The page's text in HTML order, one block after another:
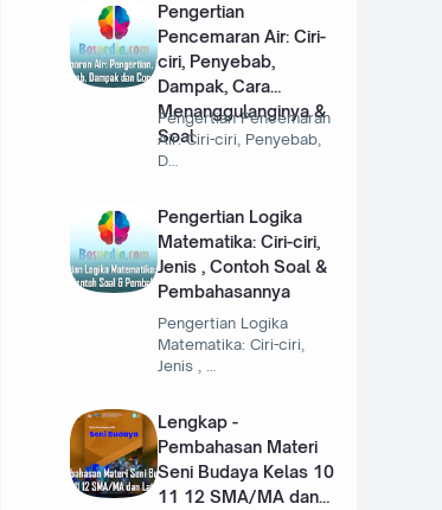
Pengertian
Pencemaran Air: Ciri-
ciri, Penyebab,
Dampak, Cara
Menanggulanginya &
Soal
Pengertian Pencemaran
Air: Ciri-ciri, Penyebab,
D…
Pengertian Logika
Matematika: Ciri-ciri,
Jenis , Contoh Soal &
Pembahasannya
Pengertian Logika
Matematika: Ciri-ciri,
Jenis , …
Lengkap -
Pembahasan Materi
Seni Budaya Kelas 10
11 12 SMA/MA dan